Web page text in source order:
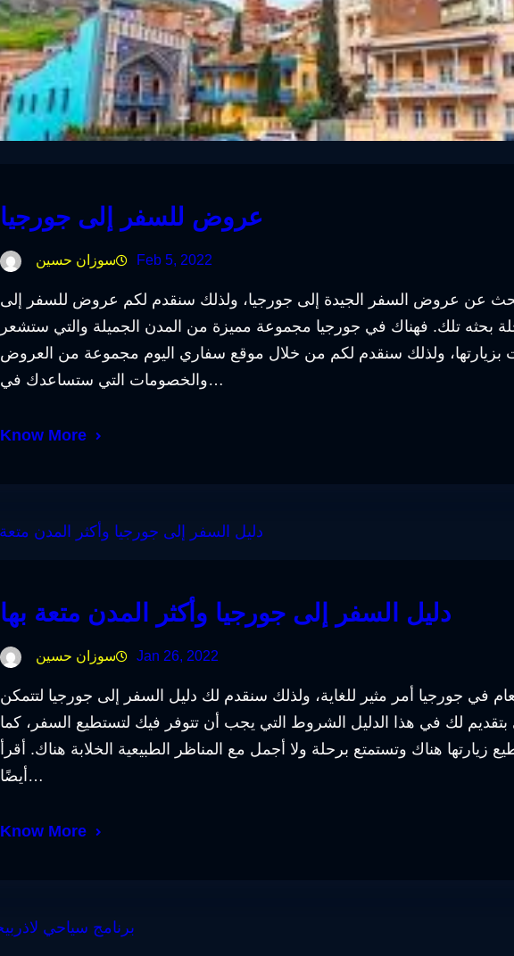
عروض للسفر إلى جورجيا
سوزان حسين Feb 5, 2022
يبحث عن عروض السفر الجيدة إلى جورجيا، ولذلك سنقدم لكم عروض للسفر إلى
بحثه تلك. فهناك في جورجيا مجموعة مميزة من المدن الجميلة والتي ستشعر
بزيارتها، ولذلك سنقدم لكم من خلال موقع سفاري اليوم مجموعة من العروض
والخصومات التي ستساعدك في…
Know More
دليل السفر إلى جورجيا وأكثر المدن متعة بها
سوزان حسين Jan 26, 2022
في جورجيا أمر مثير للغاية، ولذلك سنقدم لك دليل السفر إلى جورجيا لتتمكن
لك في هذا الدليل الشروط التي يجب أن تتوفر فيك لتستطيع السفر، كما
زيارتها هناك وتستمتع برحلة ولا أجمل مع المناظر الطبيعية الخلابة هناك. أقرأ
أيضًا…
Know More